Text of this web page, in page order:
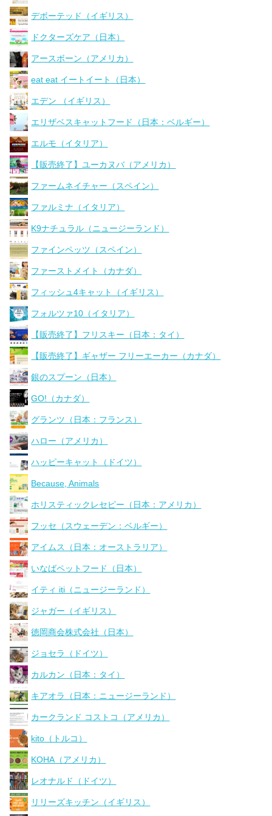
デボーテッド（イギリス）
ドクターズケア（日本）
アースボーン（アメリカ）
eat eat イートイート（日本）
エデン （イギリス）
エリザベスキャットフード（日本：ベルギー）
エルモ（イタリア）
【販売終了】ユーカヌバ（アメリカ）
ファームネイチャー（スペイン）
ファルミナ（イタリア）
K9ナチュラル（ニュージーランド）
ファインペッツ（スペイン）
ファーストメイト（カナダ）
フィッシュ4キャット（イギリス）
フォルツァ10（イタリア）
【販売終了】フリスキー（日本：タイ）
【販売終了】ギャザー フリーエーカー（カナダ）
銀のスプーン（日本）
GO!（カナダ）
グランツ（日本：フランス）
ハロー（アメリカ）
ハッピーキャット（ドイツ）
Because, Animals
ホリスティックレセピー（日本：アメリカ）
フッセ（スウェーデン：ベルギー）
アイムス（日本：オーストラリア）
いなばペットフード（日本）
イティ iti（ニュージーランド）
ジャガー（イギリス）
徳岡商会株式会社（日本）
ジョセラ（ドイツ）
カルカン（日本：タイ）
キアオラ（日本：ニュージーランド）
カークランド コストコ（アメリカ）
kito（トルコ）
KOHA（アメリカ）
レオナルド（ドイツ）
リリーズキッチン（イギリス）